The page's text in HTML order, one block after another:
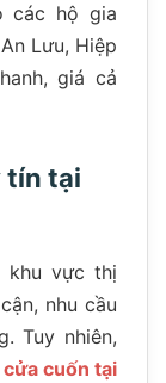
các hộ gia
Lưu, Hiệp
giá cả
tín tại
khu vực thị
nhu cầu
Tuy nhiên,
cuốn tại